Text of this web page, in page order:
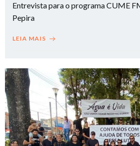
Entrevista para o programa CUME
Pepira
LEIA MAIS